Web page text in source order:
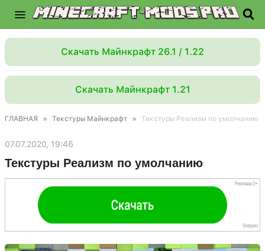
Скачать Майнкрафт 26.1 / 1.22
Скачать Майнкрафт 1.21
ГЛАВНАЯ » Текстуры Майнкрафт » Текстуры Реализм по умолчанию
07.07.2020, 19:46
Текстуры Реализм по умолчанию